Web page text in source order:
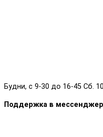
Будни, с 9-30 до 16-45 Сб.
Поддержка в